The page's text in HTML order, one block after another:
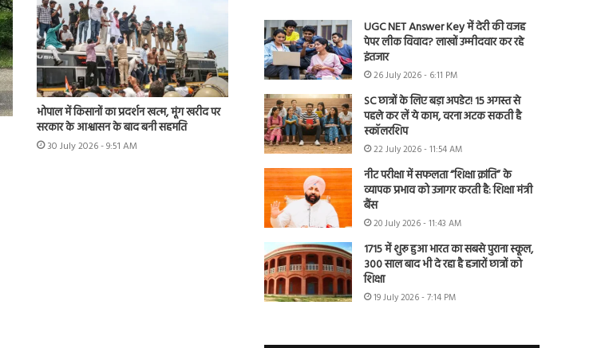
भोपाल में किसानों का प्रदर्शन खत्म, मूंग खरीद पर
सरकार के आश्वासन के बाद बनी सहमति
30 July 2026 - 9:51 AM
UGC NET Answer Key में देरी की वजह
पेपर लीक विवाद? लाखों उम्मीदवार कर रहे
इंतजार
26 July 2026 - 6:11 PM
SC छात्रों के लिए बड़ा अपडेट! 15 अगस्त से
पहले कर लें ये काम, वरना अटक सकती है
स्कॉलरशिप
22 July 2026 - 11:54 AM
नीट परीक्षा में सफलता “शिक्षा क्रांति” के
व्यापक प्रभाव को उजागर करती है: शिक्षा मंत्री
बैंस
20 July 2026 - 11:43 AM
1715 में शुरू हुआ भारत का सबसे पुराना स्कूल,
300 साल बाद भी दे रहा है हजारों छात्रों को
शिक्षा
19 July 2026 - 7:14 PM